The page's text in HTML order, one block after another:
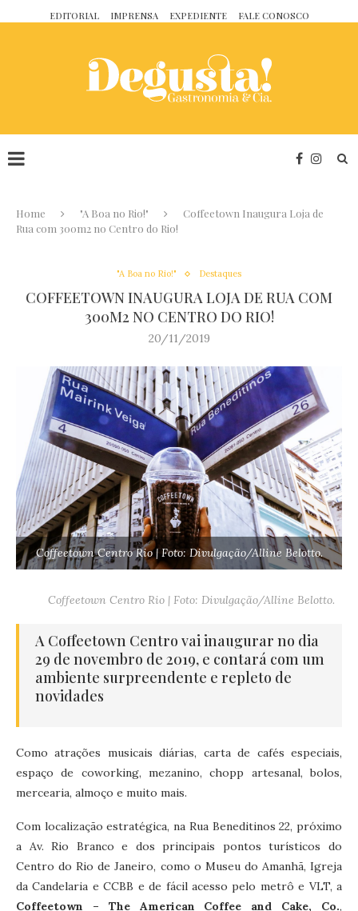
EDITORIAL IMPRENSA EXPEDIENTE FALE CONOSCO
Home "A Boa no Rio!"
Coffeetown Inaugura Loja de
Rua com 300m2 no Centro do Rio!
"A Boa no Rio!" Destaques
COFFEETOWN INAUGURA LOJA DE RUA COM
300M2 NO CENTRO DO RIO!
20/11/2019
Coffeetown Centro Rio | Foto: Divulgação/Alline Belotto.
Coffeetown Centro Rio | Foto: Divulgação/Alline Belotto.
A Coffeetown Centro vai inaugurar no dia
29 de novembro de 2019, e contará com um
ambiente surpreendente e repleto de
novidades
Como atrações musicais diárias, carta de cafés especiais,
espaço de coworking, mezanino, chopp artesanal, bolos,
mercearia, almoço e muito mais.
Com localização estratégica, na Rua Beneditinos 22, próximo
a Av. Rio Branco e dos principais pontos turísticos do
Centro do Rio de Janeiro, como o Museu do Amanhã, Igreja
da Candelaria e CCBB e de fácil acesso pelo metrô e VLT, a
Coffeetown – The American Coffee and Cake, Co.,